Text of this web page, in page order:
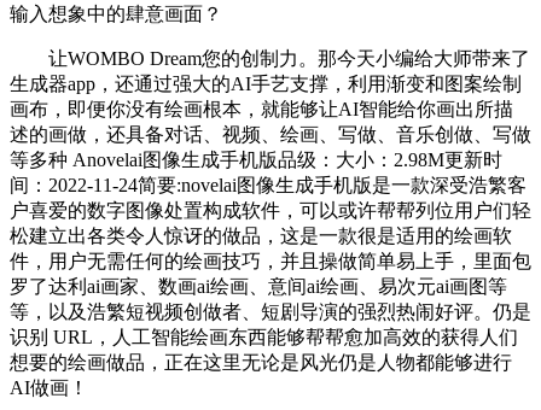
输入想象中的肆意画面？
让WOMBO Dream您的创制力。那今天小编给大师带来了
生成器app，还通过强大的AI手艺支撑，利用渐变和图案绘制
画布，即便你没有绘画根本，就能够让AI智能给你画出所描
述的画做，还具备对话、视频、绘画、写做、音乐创做、写做
等多种 Anovelai图像生成手机版品级：大小：2.98M更新时
间：2022-11-24简要:novelai图像生成手机版是一款深受浩繁客
户喜爱的数字图像处置构成软件，可以或许帮帮列位用户们轻
松建立出各类令人惊讶的做品，这是一款很是适用的绘画软
件，用户无需任何的绘画技巧，并且操做简单易上手，里面包
罗了达利ai画家、数画ai绘画、意间ai绘画、易次元ai画图等
等，以及浩繁短视频创做者、短剧导演的强烈热闹好评。仍是
识别 URL，人工智能绘画东西能够帮帮愈加高效的获得人们
想要的绘画做品，正在这里无论是风光仍是人物都能够进行
AI做画！